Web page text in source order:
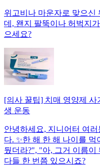
위고비나 마운자로 맞으신
데, 왠지 팔뚝이나 허벅지
으세요?
[의사 꿀팁] 치매 영양제 사
생 운동
안녕하세요, 지니어터 여
다. ✨한 해 한 해 나이를
뒀더라?", "아, 그거 이름이
다들 한 번쯤 있으시죠?